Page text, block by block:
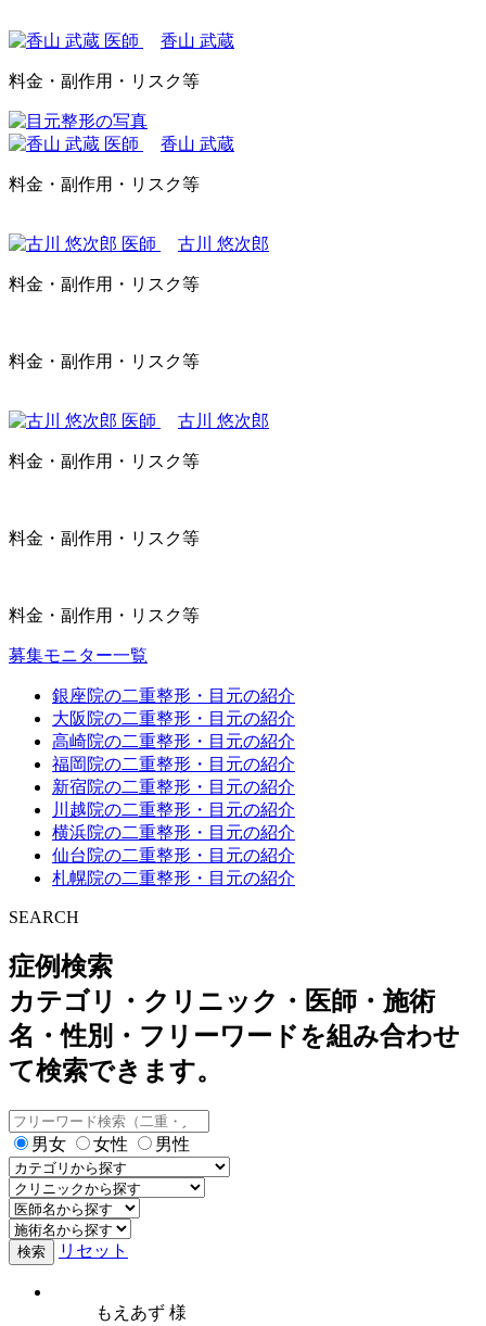
香山 武蔵
料金・副作用・リスク等
香山 武蔵
料金・副作用・リスク等
古川 悠次郎
料金・副作用・リスク等
料金・副作用・リスク等
古川 悠次郎
料金・副作用・リスク等
料金・副作用・リスク等
料金・副作用・リスク等
募集モニター一覧
銀座院の二重整形・目元の紹介
大阪院の二重整形・目元の紹介
高崎院の二重整形・目元の紹介
福岡院の二重整形・目元の紹介
新宿院の二重整形・目元の紹介
川越院の二重整形・目元の紹介
横浜院の二重整形・目元の紹介
仙台院の二重整形・目元の紹介
札幌院の二重整形・目元の紹介
SEARCH
症例検索
カテゴリ・クリニック・医師・施術
名・性別・フリーワードを組み合わせ
て検索できます。
男女 女性 男性
検索 リセット
もえあず 様